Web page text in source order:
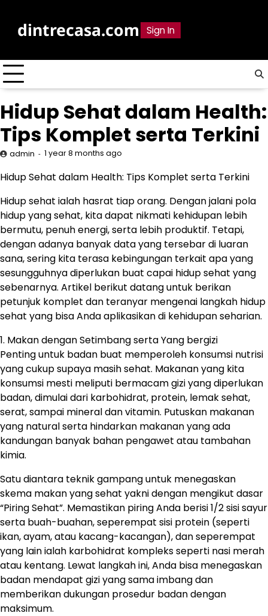
contentdintrecasa.com Sign In
Hidup Sehat dalam Health:
Tips Komplet serta Terkini
admin 1 year 8 months ago
Hidup Sehat dalam Health: Tips Komplet serta Terkini
Hidup sehat ialah hasrat tiap orang. Dengan jalani pola
hidup yang sehat, kita dapat nikmati kehidupan lebih
bermutu, penuh energi, serta lebih produktif. Tetapi,
dengan adanya banyak data yang tersebar di luaran
sana, sering kita terasa kebingungan terkait apa yang
sesungguhnya diperlukan buat capai hidup sehat yang
sebenarnya. Artikel berikut datang untuk berikan
petunjuk komplet dan teranyar mengenai langkah hidup
sehat yang bisa Anda aplikasikan di kehidupan seharian.
1. Makan dengan Setimbang serta Yang bergizi
Penting untuk badan buat memperoleh konsumsi nutrisi
yang cukup supaya masih sehat. Makanan yang kita
konsumsi mesti meliputi bermacam gizi yang diperlukan
badan, dimulai dari karbohidrat, protein, lemak sehat,
serat, sampai mineral dan vitamin. Putuskan makanan
yang natural serta hindarkan makanan yang ada
kandungan banyak bahan pengawet atau tambahan
kimia.
Satu diantara teknik gampang untuk menegaskan
skema makan yang sehat yakni dengan mengikut dasar
“Piring Sehat”. Memastikan piring Anda berisi 1/2 sisi sayur
serta buah-buahan, seperempat sisi protein (seperti
ikan, ayam, atau kacang-kacangan), dan seperempat
yang lain ialah karbohidrat kompleks seperti nasi merah
atau kentang. Lewat langkah ini, Anda bisa menegaskan
badan mendapat gizi yang sama imbang dan
memberikan dukungan prosedur badan dengan
maksimum.